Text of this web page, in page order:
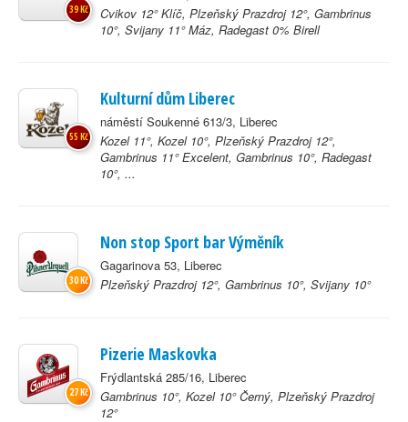
Cvikov 12° Klíč, Plzeňský Prazdroj 12°, Gambrinus
10°, Svijany 11° Máz, Radegast 0% Birell
39 Kč
Kulturní dům Liberec
náměstí Soukenné 613/3, Liberec
Kozel 11°, Kozel 10°, Plzeňský Prazdroj 12°,
Gambrinus 11° Excelent, Gambrinus 10°, Radegast
10°, ...
55 Kč
Non stop Sport bar Výměník
Gagarinova 53, Liberec
Plzeňský Prazdroj 12°, Gambrinus 10°, Svijany 10°
30 Kč
Pizerie Maskovka
Frýdlantská 285/16, Liberec
Gambrinus 10°, Kozel 10° Černý, Plzeňský Prazdroj
12°
27 Kč